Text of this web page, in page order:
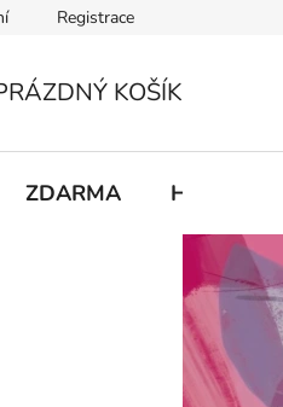
Registrace
KOŠÍK
ZDARMA